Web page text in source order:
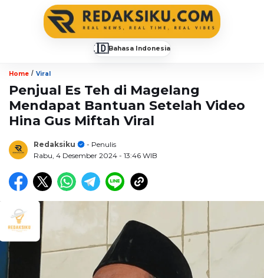
🇮🇩Bahasa Indonesia
Home / Viral
Penjual Es Teh di Magelang
Mendapat Bantuan Setelah Video
Hina Gus Miftah Viral
Redaksiku
- Penulis
Rabu, 4 Desember 2024 - 13:46 WIB